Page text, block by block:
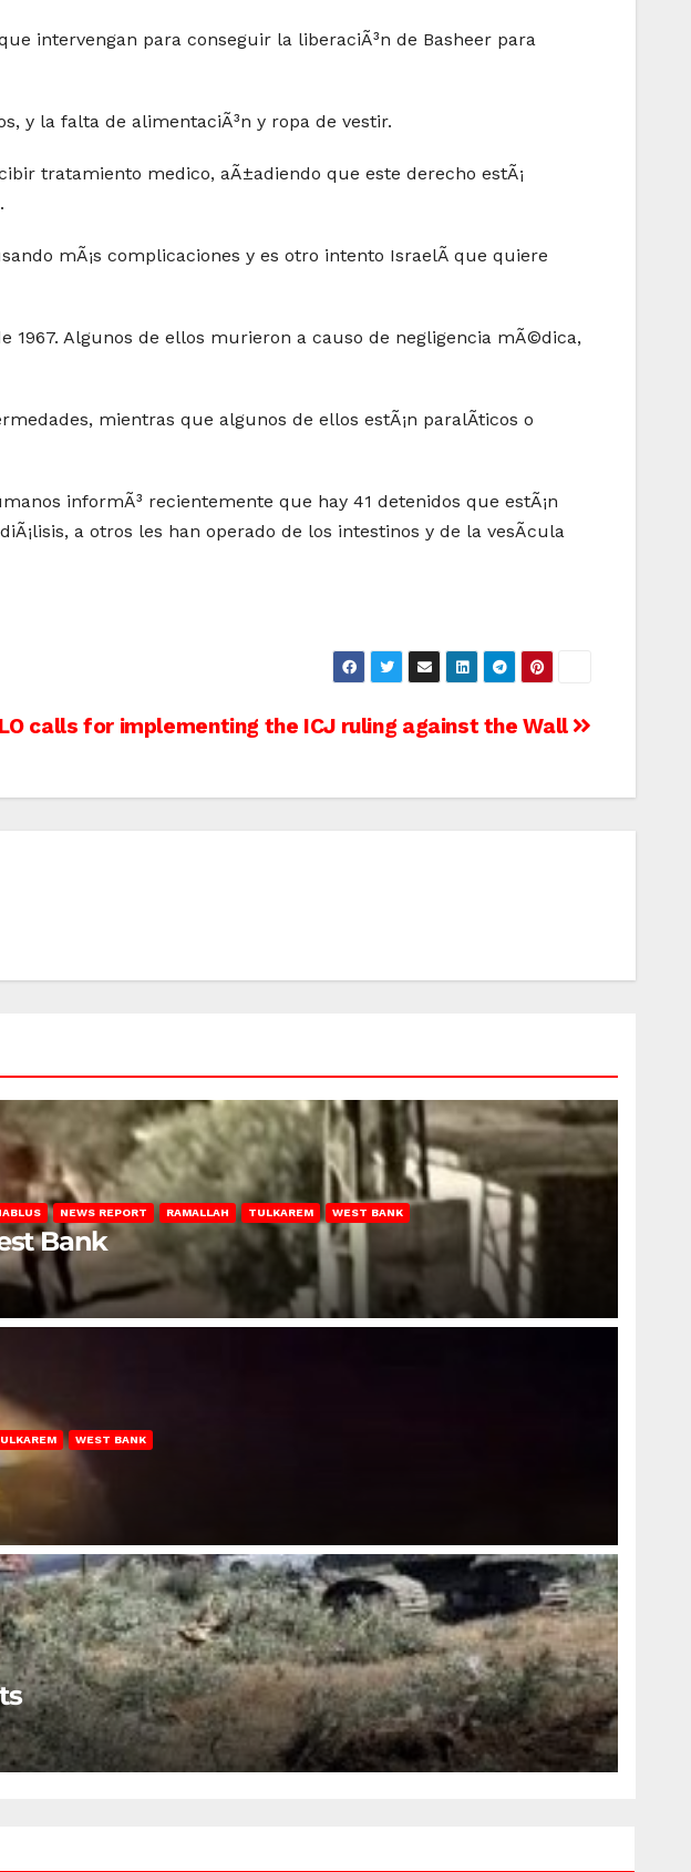
intervengan para conseguir la liberaciÃ³n de Basheer para
y la falta de alimentaciÃ³n y ropa de vestir.
tratamiento medico, aÃ±adiendo que este derecho estÃ¡
mÃ¡s complicaciones y es otro intento IsraelÃ­ que quiere
1967. Algunos de ellos murieron a causo de negligencia mÃ©dica,
mientras que algunos de ellos estÃ¡n paralÃ­ticos o
informÃ³ recientemente que hay 41 detenidos que estÃ¡n
a otros les han operado de los intestinos y de la vesÃ­cula
calls for implementing the ICJ ruling against the Wall
NEWS REPORT RAMALLAH TULKAREM WEST BANK
Bank
WEST BANK